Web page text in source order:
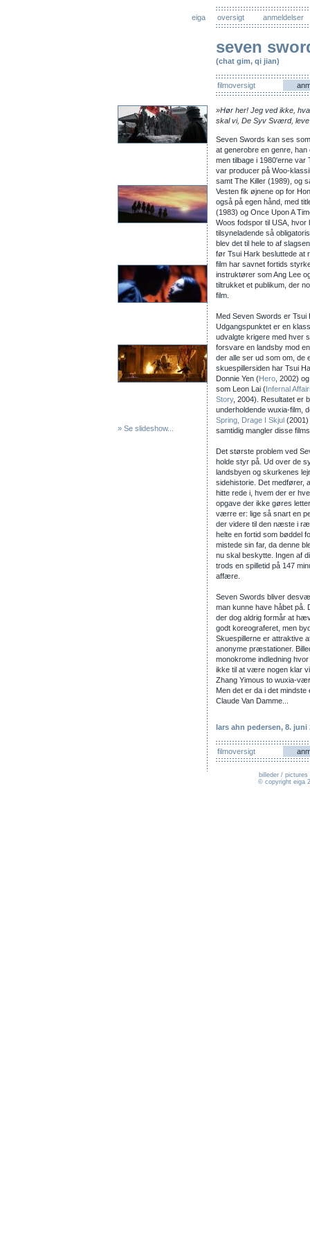
eiga oversigt anmeldelser
seven
(chat gim, qi jian)
filmoversigt
» Se slideshow...
»Hør her! Jeg ved ikke,
skal vi, De Syv Sværd,
Seven Swords kan ses
at generobre en genre, han
men tilbage i 1980'erne
var producer på Woo-
samt The Killer (1989), og
Vesten fik øjnene op for
også på egen hånd, med
(1983) og Once Upon A
Woos fodspor til USA,
tilsyneladende så
blev det til hele to af
før Tsui Hark besluttede at
film har savnet fortids
instruktører som Ang Lee
tiltrukket et publikum, der
film.
Med Seven Swords er
Udgangspunktet er en
udvalgte krigere med hver
forsvare en landsby mod
der alle ser ud som om, de
skuespillersiden har Tsui
Donnie Yen (Hero , 2002)
som Leon Lai (Infernal
Story, 2004). Resultatet er
underholdende wuxia-film,
Spring, Drage I Skjul
samtidig mangler disse
Det største problem ved
holde styr på. Ud over de
landsbyen og skurkenes
sidehistorie. Det medfører,
hitte rede i, hvem der er
opgave der ikke gøres
værre er: lige så snart en
der videre til den næste i
helte en fortid som bøddel
mistede sin far, da denne
nu skal beskytte. Ingen af
trods en spilletid på 147
affære.
Seven Swords bliver
man kunne have håbet på.
der dog aldrig formår at
godt koreograferet, men
Skuespillerne er attraktive
anonyme præstationer.
monokrome indledning
ikke til at være nogen klar
Zhang Yimous to wuxia-
Men det er da i det
Claude Van Damme...
lars ahn pedersen, 8. juni
filmoversigt
billeder /
© copyright eiga